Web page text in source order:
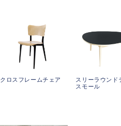
クロスフレームチェア
スリーラウンド
スモール